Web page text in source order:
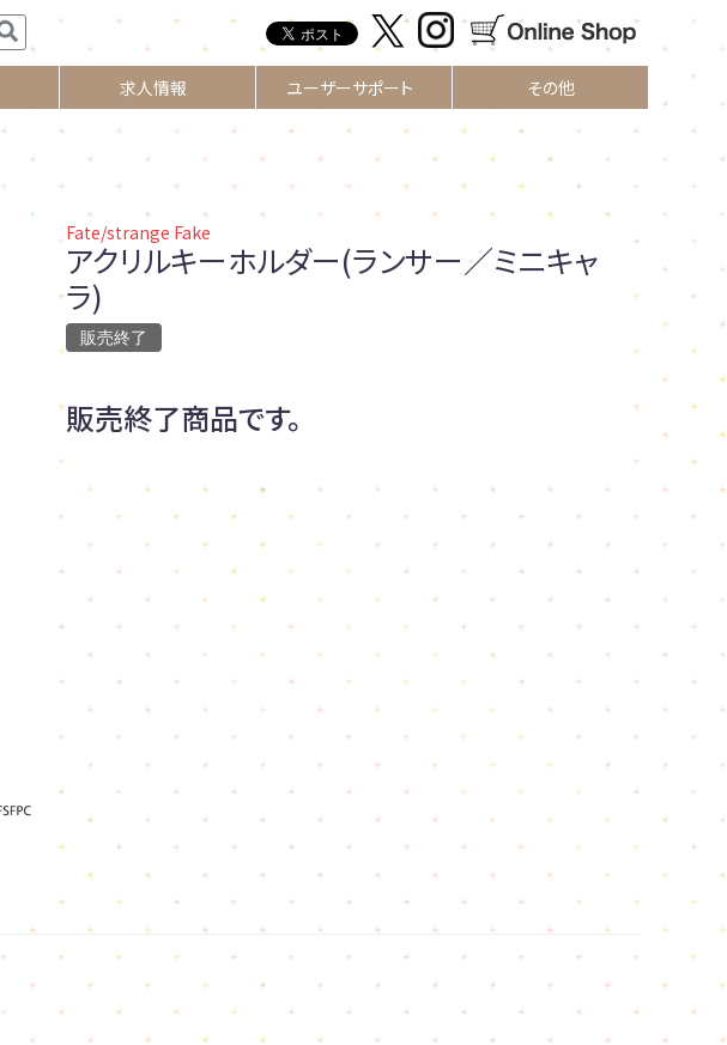
求人情報 ユーザーサポート その他
Fate/strange Fake
アクリルキーホルダー(ランサー／ミニキャ
ラ)
販売終了
販売終了商品です。